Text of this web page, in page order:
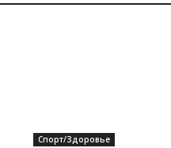
Спорт/Здоровье